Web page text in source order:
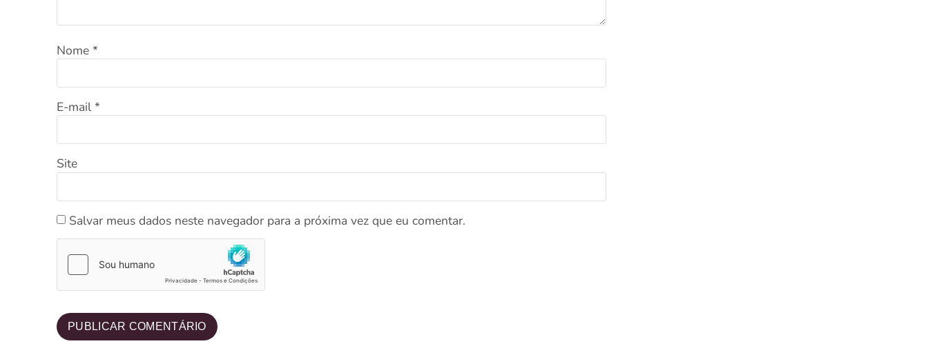
Nome *
E-mail *
Site
Salvar meus dados neste navegador para a próxima vez que eu comentar.